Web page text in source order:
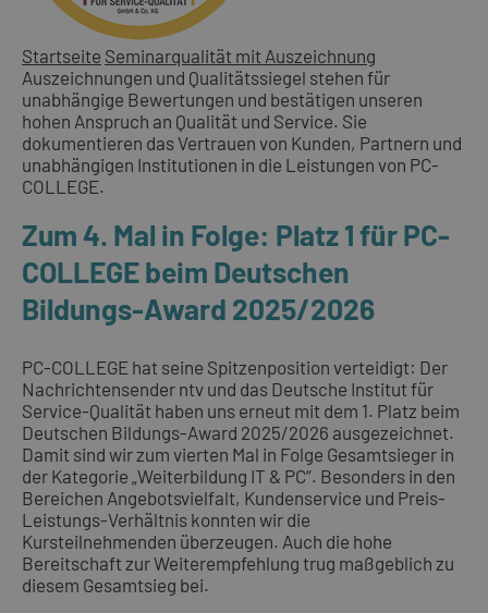
Startseite Seminarqualität mit Auszeichnung
Auszeichnungen und Qualitätssiegel stehen für
unabhängige Bewertungen und bestätigen unseren
hohen Anspruch an Qualität und Service. Sie
dokumentieren das Vertrauen von Kunden, Partnern und
unabhängigen Institutionen in die Leistungen von PC-
COLLEGE.
Zum 4. Mal in Folge: Platz 1 für PC-
COLLEGE beim Deutschen
Bildungs-Award 2025/2026
PC-COLLEGE hat seine Spitzenposition verteidigt: Der
Nachrichtensender ntv und das Deutsche Institut für
Service-Qualität haben uns erneut mit dem 1. Platz beim
Deutschen Bildungs-Award 2025/2026 ausgezeichnet.
Damit sind wir zum vierten Mal in Folge Gesamtsieger in
der Kategorie „Weiterbildung IT & PC“. Besonders in den
Bereichen Angebotsvielfalt, Kundenservice und Preis-
Leistungs-Verhältnis konnten wir die
Kursteilnehmenden überzeugen. Auch die hohe
Bereitschaft zur Weiterempfehlung trug maßgeblich zu
diesem Gesamtsieg bei.